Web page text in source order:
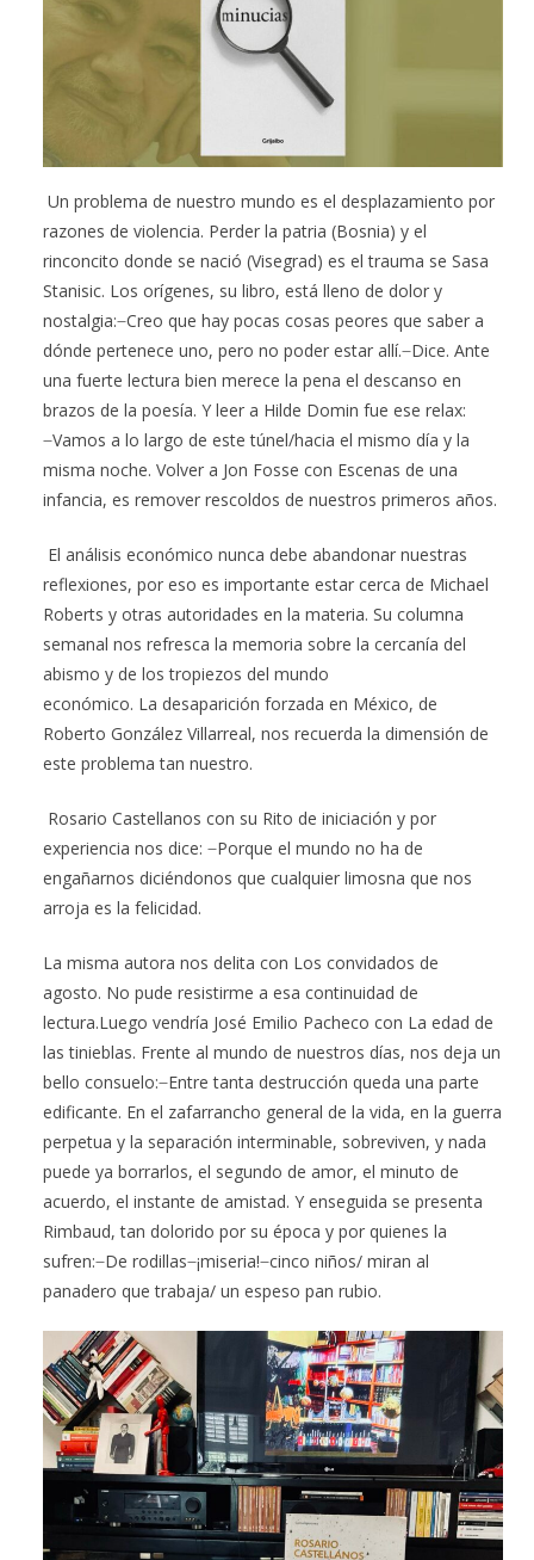
Un problema de nuestro mundo es el desplazamiento por
razones de violencia. Perder la patria (Bosnia) y el
rinconcito donde se nació (Visegrad) es el trauma se Sasa
Stanisic. Los orígenes, su libro, está lleno de dolor y
nostalgia: ̶ Creo que hay pocas cosas peores que saber a
dónde pertenece uno, pero no poder estar allí. ̶ Dice. Ante
una fuerte lectura bien merece la pena el descanso en
brazos de la poesía. Y leer a Hilde Domin fue ese relax:
̶ Vamos a lo largo de este túnel/hacia el mismo día y la
misma noche. Volver a Jon Fosse con Escenas de una
infancia, es remover rescoldos de nuestros primeros años.
El análisis económico nunca debe abandonar nuestras
reflexiones, por eso es importante estar cerca de Michael
Roberts y otras autoridades en la materia. Su columna
semanal nos refresca la memoria sobre la cercanía del
abismo y de los tropiezos del mundo
económico. La desaparición forzada en México, de
Roberto González Villarreal, nos recuerda la dimensión de
este problema tan nuestro.
Rosario Castellanos con su Rito de iniciación y por
experiencia nos dice: ̶ Porque el mundo no ha de
engañarnos diciéndonos que cualquier limosna que nos
arroja es la felicidad.
La misma autora nos delita con Los convidados de
agosto. No pude resistirme a esa continuidad de
lectura.Luego vendría José Emilio Pacheco con La edad de
las tinieblas. Frente al mundo de nuestros días, nos deja un
bello consuelo: ̶ Entre tanta destrucción queda una parte
edificante. En el zafarrancho general de la vida, en la guerra
perpetua y la separación interminable, sobreviven, y nada
puede ya borrarlos, el segundo de amor, el minuto de
acuerdo, el instante de amistad. Y enseguida se presenta
Rimbaud, tan dolorido por su época y por quienes la
sufren: ̶ De rodillas ̶ ¡miseria! ̶ cinco niños/ miran al
panadero que trabaja/ un espeso pan rubio.